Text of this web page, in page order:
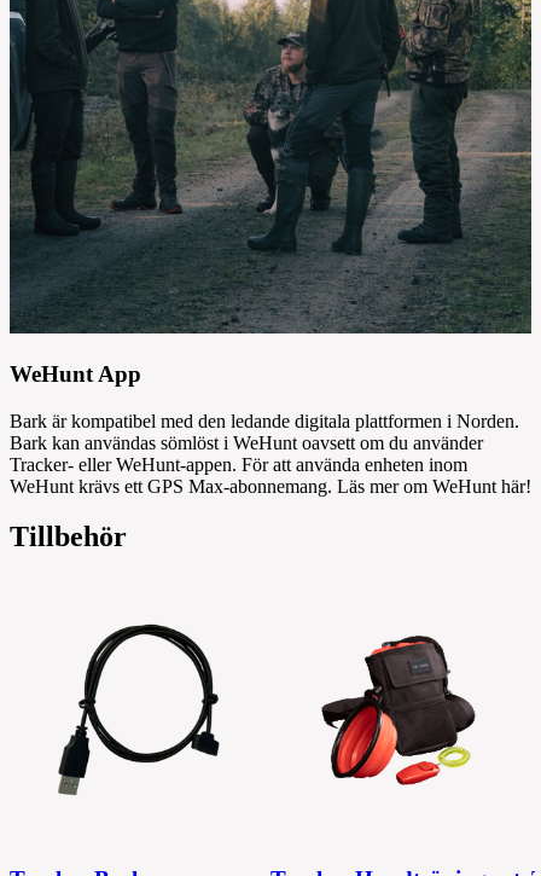
WeHunt App
Bark är kompatibel med den ledande digitala plattformen i Norden.
Bark kan användas sömlöst i WeHunt oavsett om du använder
Tracker- eller WeHunt-appen. För att använda enheten inom
WeHunt krävs ett GPS Max-abonnemang. Läs mer om WeHunt här!
Tillbehör